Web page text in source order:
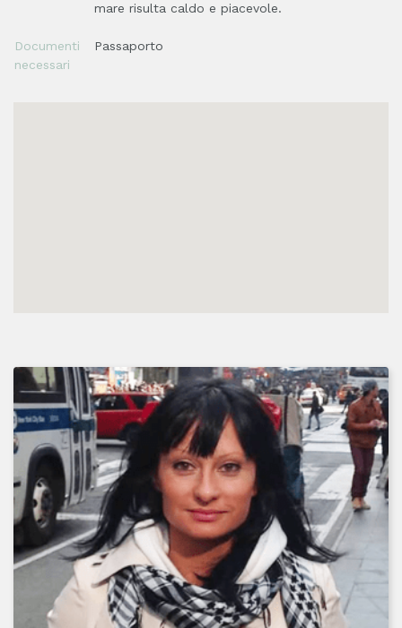
mare risulta caldo e piacevole.
Documenti
necessari
Passaporto